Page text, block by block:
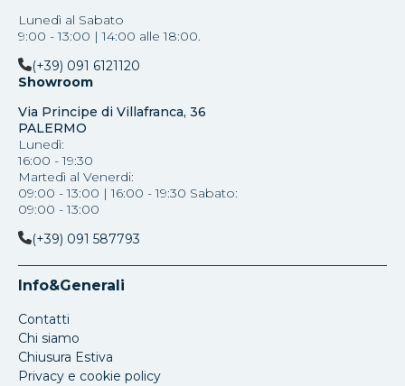
Lunedì al Sabato
9:00 - 13:00 | 14:00 alle 18:00.
(+39) 091 6121120
Showroom
Via Principe di Villafranca, 36
PALERMO
Lunedì:
16:00 - 19:30
Martedì al Venerdi:
09:00 - 13:00 | 16:00 - 19:30 Sabato:
09:00 - 13:00
(+39) 091 587793
Info&Generali
Contatti
Chi siamo
Chiusura Estiva
Privacy e cookie policy